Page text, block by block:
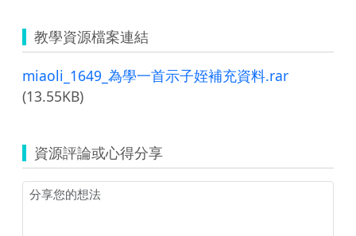
教學資源檔案連結
miaoli_1649_為學一首示子姪補充資料.rar
(13.55KB)
資源評論或心得分享